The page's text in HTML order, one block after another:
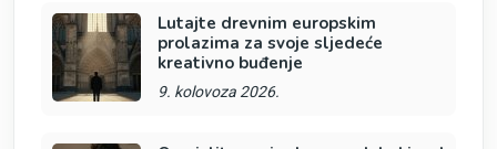
Lutajte drevnim europskim
prolazima za svoje sljedeće
kreativno buđenje
9. kolovoza 2026.